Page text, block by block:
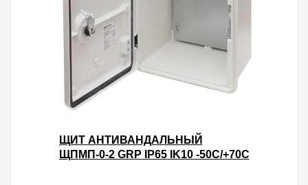
ЩИТ АНТИВАНДАЛЬНЫЙ
ЩПМП-0-2 GRP IP65 IK10 -50С/+70С